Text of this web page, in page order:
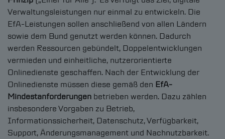
Verwaltungsleistungen nur einmal zu entwickeln. Die
EfA-Leistungen sollen anschließend von allen Ländern
sowie dem Bund genutzt werden können. Dadurch
werden Ressourcen gebündelt, Doppelentwicklungen
vermieden und einheitliche, nutzerorientierte
Onlinedienste geschaffen. Nach der Entwicklung der
Onlinedienste müssen diese gemäß den EfA-
Mindestanforderungen betrieben werden. Dazu zählen
insbesondere Vorgaben zu Betrieb,
Informationssicherheit, Datenschutz, Verfügbarkeit,
Support, Änderungsmanagement und Nachnutzbarkeit.